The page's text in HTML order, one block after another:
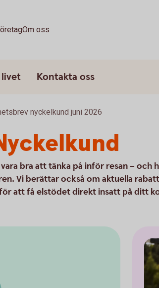
Om oss
livet Kontakta oss
nyckelkund juni 2026
bra att tänka på inför resan – och
Vi berättar också om aktuella
att få elstödet direkt insatt på ditt